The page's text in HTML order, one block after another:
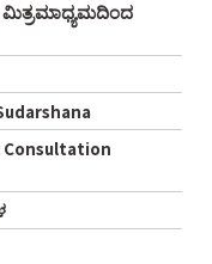
ಮಿತ್ರಮಾಧ್ಯಮದಿಂದ
Consultation